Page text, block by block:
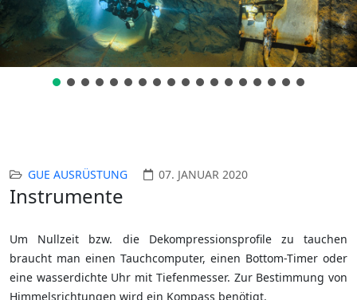
GUE AUSRÜSTUNG 07. JANUAR 2020
Instrumente
Um Nullzeit bzw. die Dekompressionsprofile zu tauchen
braucht man einen Tauchcomputer, einen Bottom-Timer oder
eine wasserdichte Uhr mit Tiefenmesser. Zur Bestimmung von
Himmelsrichtungen wird ein Kompass benötigt.